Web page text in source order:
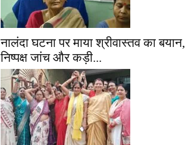
नालंदा घटना पर माया श्रीवास्तव का बयान,
निष्पक्ष जांच और कड़ी...